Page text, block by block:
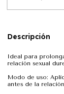
Descripción
Ideal para
relación sexual
Modo de uso:
antes de la